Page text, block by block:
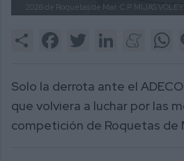
2026 de Roquetas de Mar. C.P. MIJAS VÓLEY.
Share FacebookTwitter LinkedIn
Solo la derrota ante el
que volviera a luchar por las
competición de Roquetas de